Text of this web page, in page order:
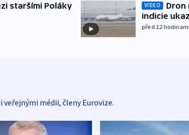
staršími Poláky
VIDEO
Dron
indicie
před 12 hodinami
veřejnými médii, členy Eurovize.